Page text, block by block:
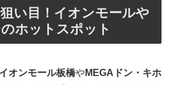
い目！イオンモールや
ホットスポット
イオンモール板橋やMEGAドン・キホ